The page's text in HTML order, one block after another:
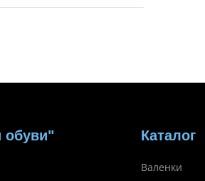
обуви" Каталог
Валенки